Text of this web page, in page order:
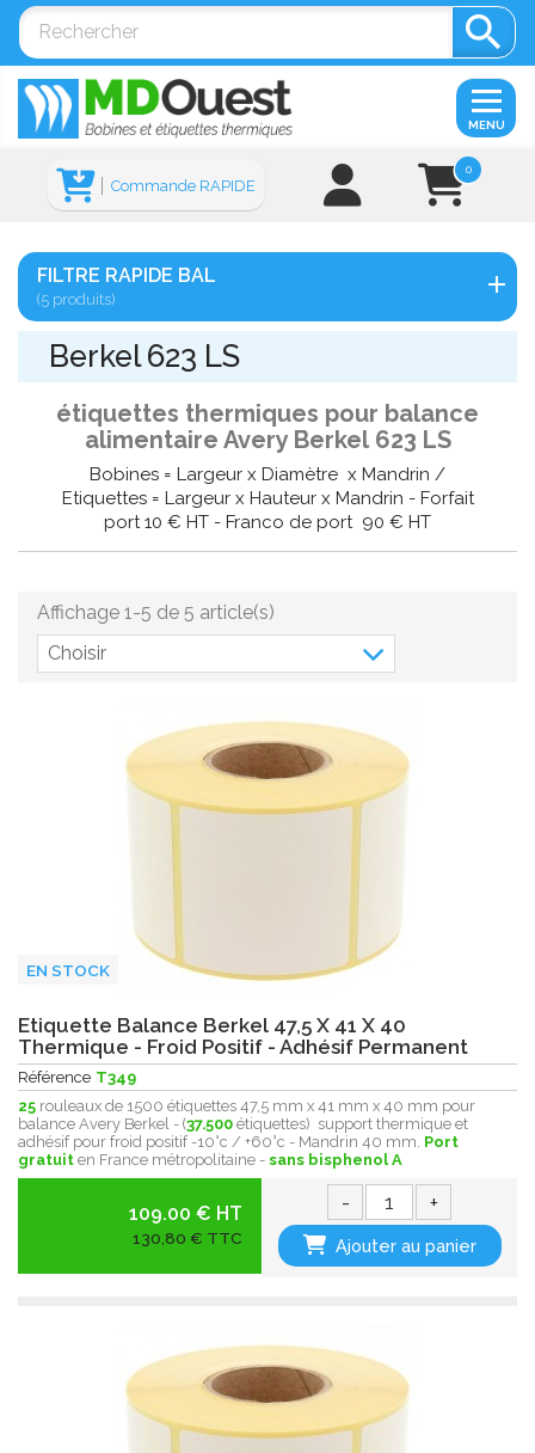

0
Commande RAPIDE
MENU
FILTRE RAPIDE BAL
(5 produits)
Berkel 623 LS
étiquettes thermiques pour balance
alimentaire Avery Berkel 623 LS
Bobines = Largeur x Diamètre x Mandrin /
Etiquettes = Largeur x Hauteur x Mandrin - Forfait
port 10 € HT - Franco de port 90 € HT
Choisir
Affichage 1-5 de 5 article(s)
EN STOCK
Etiquette Balance Berkel 47,5 X 41 X 40
Thermique - Froid Positif - Adhésif Permanent
Référence T349
25 rouleaux de 1500 étiquettes 47,5 mm x 41 mm x 40 mm pour
balance Avery Berkel - (37.500 étiquettes) support thermique et
adhésif pour froid positif -10°c / +60°c - Mandrin 40 mm. Port
gratuit en France métropolitaine - sans bisphenol A
109.00 € HT
130,80 € TTC
- +
Ajouter au panier